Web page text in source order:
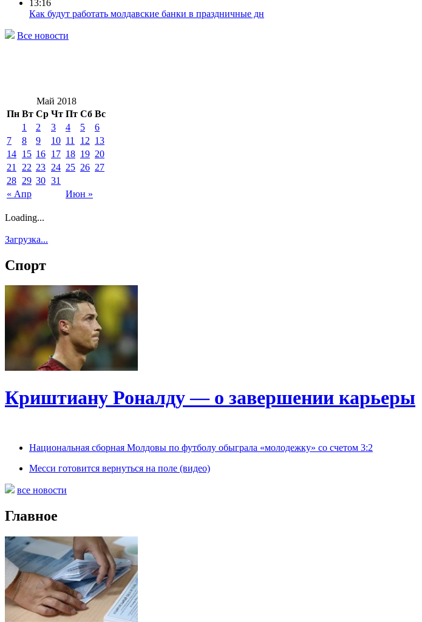
13:16
Как будут работать молдавские банки в праздничные дн
Все новости
Май 2018
Пн Вт Ср Чт Пт Сб Вс
« Апр Июн »
1 2 3 4 5
6
7
8 9 10 11 12 13
14 15 16 17 18 19 20
21
22 23 24 25 26 27
28 29 30 31
Loading...
Загрузка...
Спорт
Криштиану Роналду — о завершении карьеры
Национальная сборная Молдовы по футболу обыграла «молодежку» со счетом 3:2
Месси готовится вернуться на поле (видео)
все новости
Главное